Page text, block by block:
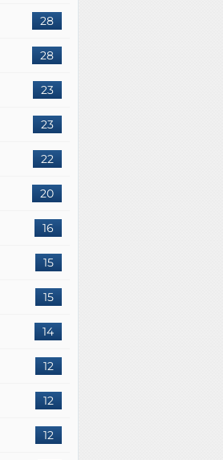
28
28
23
23
22
20
16
15
15
14
12
12
12